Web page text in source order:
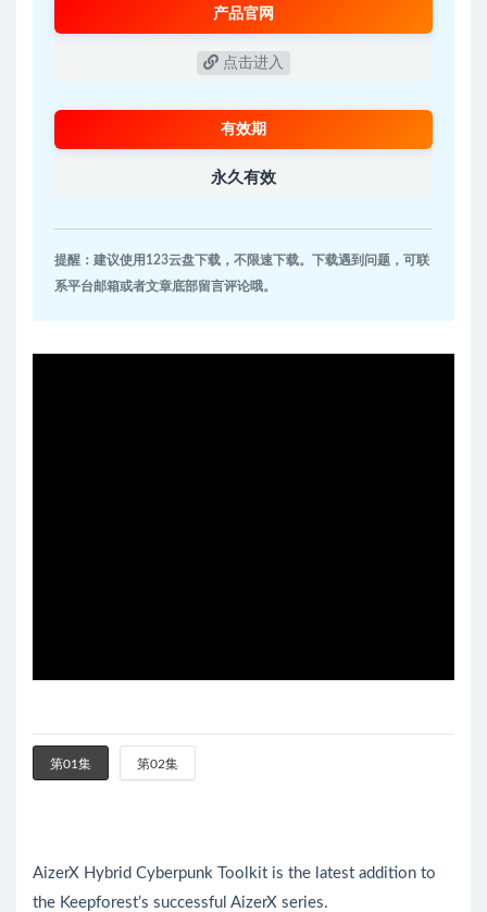
产品官网
点击进入
有效期
永久有效
提醒：建议使用123云盘下载，不限速下载。下载遇到问题，可联
系平台邮箱或者文章底部留言评论哦。
第01集 第02集
AizerX Hybrid Cyberpunk Toolkit is the latest addition to
the Keepforest’s successful AizerX series.